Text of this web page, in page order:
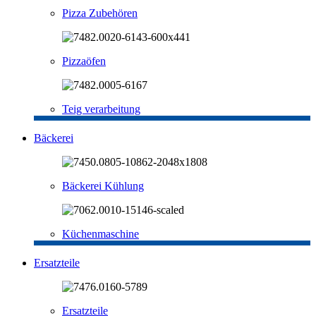
Pizza Zubehören
Pizzaöfen
Teig verarbeitung
Bäckerei
Bäckerei Kühlung
Küchenmaschine
Ersatzteile
Ersatzteile